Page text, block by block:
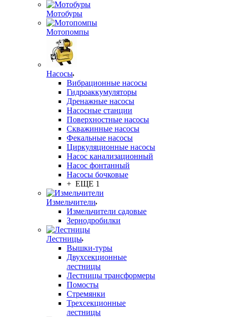
Мотобуры
Мотопомпы
Насосы
Вибрационные насосы
Гидроаккумуляторы
Дренажные насосы
Насосные станции
Поверхностные насосы
Скважинные насосы
Фекальные насосы
Циркуляционные насосы
Насос канализационный
Насос фонтанный
Насосы бочковые
+ ЕЩЕ 1
Измельчители
Измельчители садовые
Зернодробилки
Лестницы
Вышки-туры
Двухсекционные
лестницы
Лестницы трансформеры
Помосты
Стремянки
Трехсекционные
лестницы